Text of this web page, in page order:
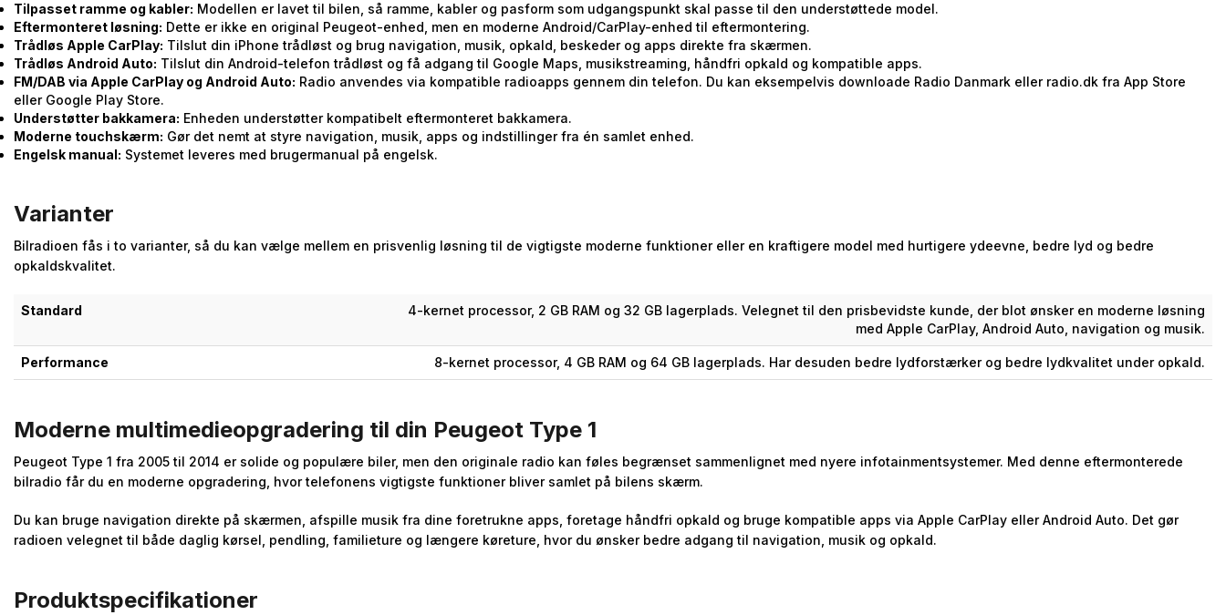
Tilpasset ramme og kabler: Modellen er lavet til bilen, så ramme, kabler og pasform som udgangspunkt skal passe til den understøttede model.
Eftermonteret løsning: Dette er ikke en original Peugeot-enhed, men en moderne Android/CarPlay-enhed til eftermontering.
Trådløs Apple CarPlay: Tilslut din iPhone trådløst og brug navigation, musik, opkald, beskeder og apps direkte fra skærmen.
Trådløs Android Auto: Tilslut din Android-telefon trådløst og få adgang til Google Maps, musikstreaming, håndfri opkald og kompatible apps.
FM/DAB via Apple CarPlay og Android Auto: Radio anvendes via kompatible radioapps gennem din telefon. Du kan eksempelvis downloade Radio Danmark eller radio.dk fra App Store
eller Google Play Store.
Understøtter bakkamera: Enheden understøtter kompatibelt eftermonteret bakkamera.
Moderne touchskærm: Gør det nemt at styre navigation, musik, apps og indstillinger fra én samlet enhed.
Engelsk manual: Systemet leveres med brugermanual på engelsk.
Varianter
Bilradioen fås i to varianter, så du kan vælge mellem en prisvenlig løsning til de vigtigste moderne funktioner eller en kraftigere model med hurtigere ydeevne, bedre lyd og bedre
opkaldskvalitet.
Standard
4-kernet processor, 2 GB RAM og 32 GB lagerplads. Velegnet til den prisbevidste kunde, der blot ønsker en moderne løsning
med Apple CarPlay, Android Auto, navigation og musik.
Performance 8-kernet processor, 4 GB RAM og 64 GB lagerplads. Har desuden bedre lydforstærker og bedre lydkvalitet under opkald.
Moderne multimedieopgradering til din Peugeot Type 1
Peugeot Type 1 fra 2005 til 2014 er solide og populære biler, men den originale radio kan føles begrænset sammenlignet med nyere infotainmentsystemer. Med denne eftermonterede
bilradio får du en moderne opgradering, hvor telefonens vigtigste funktioner bliver samlet på bilens skærm.
Du kan bruge navigation direkte på skærmen, afspille musik fra dine foretrukne apps, foretage håndfri opkald og bruge kompatible apps via Apple CarPlay eller Android Auto. Det gør
radioen velegnet til både daglig kørsel, pendling, familieture og længere køreture, hvor du ønsker bedre adgang til navigation, musik og opkald.
Produktspecifikationer